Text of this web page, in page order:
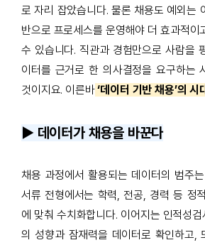
로 자리 잡았습니다. 물론 채용도 예외는
반으로 프로세스를 운영해야 더 효과적이
수 있습니다. 직관과 경험만으로 사람을
이터를 근거로 한 의사결정을 요구하는
것이지요. 이른바‘데이터 기반 채용’의 시
▶️ 데이터가 채용을 바꾼다
채용 과정에서 활용되는 데이터의 범주
서류 전형에서는 학력, 전공, 경력 등 정
에 맞춰 수치화합니다. 이어지는 인적성
의 성향과 잠재력을 데이터로 확인하고,